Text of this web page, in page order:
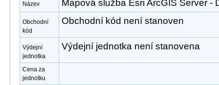
Název Mapová služba Esri ArcGIS Server -
Obchodní
kód
Obchodní kód není stanoven
Výdejní
jednotka
Výdejní jednotka není stanovena
Cena za
jednotku